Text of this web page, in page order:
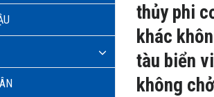
thủy phi
khác
tàu biển
không